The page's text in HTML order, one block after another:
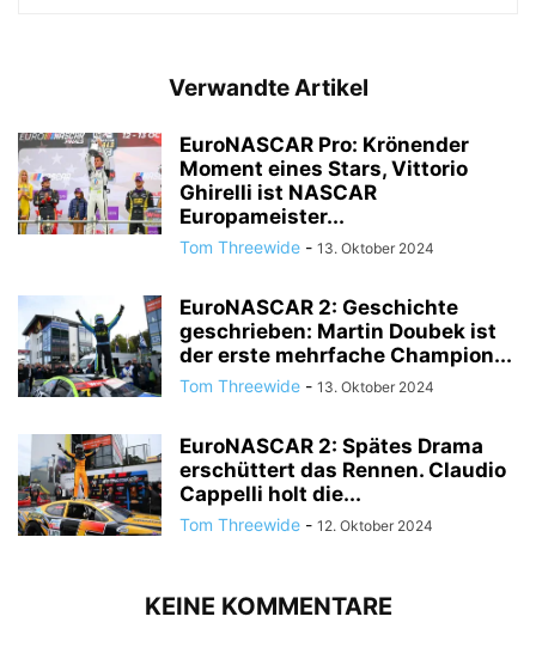
Verwandte Artikel
EuroNASCAR Pro: Krönender
Moment eines Stars, Vittorio
Ghirelli ist NASCAR
Europameister...
Tom Threewide - 13. Oktober 2024
EuroNASCAR 2: Geschichte
geschrieben: Martin Doubek ist
der erste mehrfache Champion...
Tom Threewide - 13. Oktober 2024
EuroNASCAR 2: Spätes Drama
erschüttert das Rennen. Claudio
Cappelli holt die...
Tom Threewide - 12. Oktober 2024
KEINE KOMMENTARE